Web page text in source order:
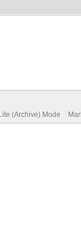
(Archive) Mode